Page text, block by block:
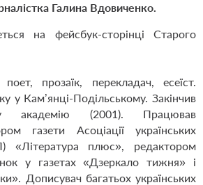
Галина Вдовиченко.
на фейсбук-сторінці Старого
прозаїк, перекладач, есеїст.
у Кам’янці-Подільському. Закінчив
академію (2001). Працював
газети Асоціації українських
«Література плюс», редактором
у газетах «Дзеркало тижня» і
Дописувач багатьох українських